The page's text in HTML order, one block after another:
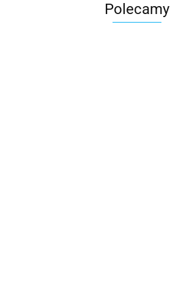
Polecamy